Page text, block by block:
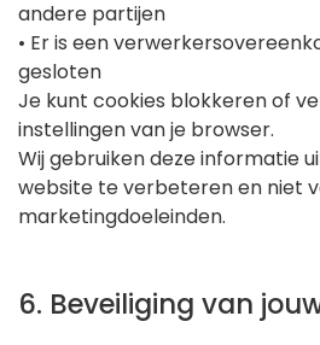
andere partijen
• Er is een
gesloten
Je kunt cookies blokkeren of
instellingen van je browser.
Wij gebruiken deze informatie
website te verbeteren en niet
marketingdoeleinden.
6. Beveiliging van